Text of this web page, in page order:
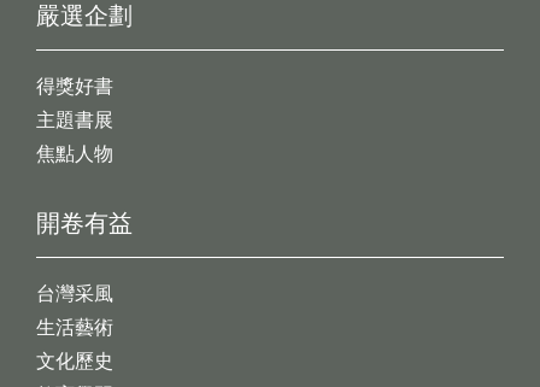
開卷有益
台灣采風
生活藝術
文化歷史
嚴選企劃
得獎好書
主題書展
焦點人物